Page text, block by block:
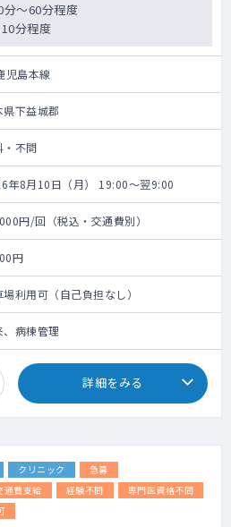
～60分程度
分程度
児島本線
県下益城郡
・不問
年8月10日（月） 19:00～翌9:00
円/回（税込・交通費別）
円
場利用可（自己負担なし）
、病棟管理
詳細をみる
クリニック
急募
通費支給 経験不問
専門医資格不問